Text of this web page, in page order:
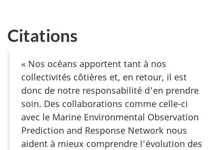
Citations
« Nos océans apportent tant à nos
collectivités côtières et, en retour, il est
donc de notre responsabilité d’en prendre
soin. Des collaborations comme celle-ci
avec le Marine Environmental Observation
Prediction and Response Network nous
aident à mieux comprendre l’évolution des